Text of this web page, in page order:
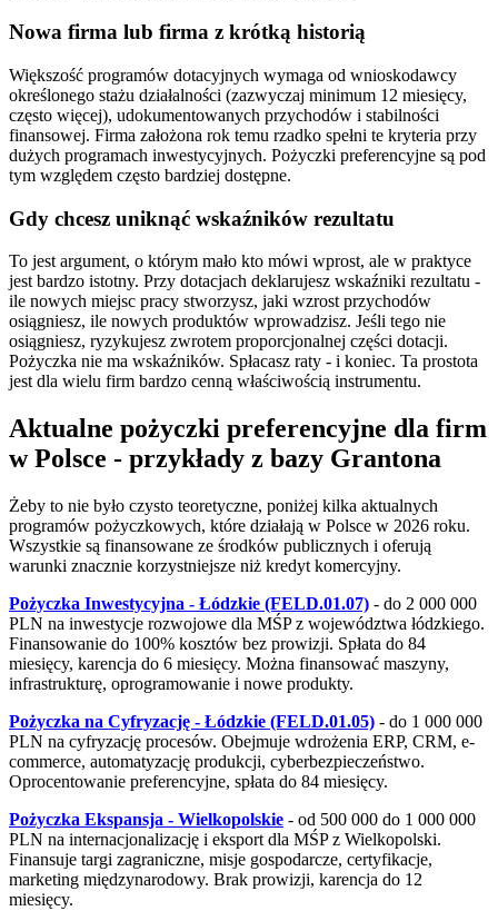
Nowa firma lub firma z krótką historią
Większość programów dotacyjnych wymaga od wnioskodawcy
określonego stażu działalności (zazwyczaj minimum 12 miesięcy,
często więcej), udokumentowanych przychodów i stabilności
finansowej. Firma założona rok temu rzadko spełni te kryteria przy
dużych programach inwestycyjnych. Pożyczki preferencyjne są pod
tym względem często bardziej dostępne.
Gdy chcesz uniknąć wskaźników rezultatu
To jest argument, o którym mało kto mówi wprost, ale w praktyce
jest bardzo istotny. Przy dotacjach deklarujesz wskaźniki rezultatu -
ile nowych miejsc pracy stworzysz, jaki wzrost przychodów
osiągniesz, ile nowych produktów wprowadzisz. Jeśli tego nie
osiągniesz, ryzykujesz zwrotem proporcjonalnej części dotacji.
Pożyczka nie ma wskaźników. Spłacasz raty - i koniec. Ta prostota
jest dla wielu firm bardzo cenną właściwością instrumentu.
Aktualne pożyczki preferencyjne dla firm
w Polsce - przykłady z bazy Grantona
Żeby to nie było czysto teoretyczne, poniżej kilka aktualnych
programów pożyczkowych, które działają w Polsce w 2026 roku.
Wszystkie są finansowane ze środków publicznych i oferują
warunki znacznie korzystniejsze niż kredyt komercyjny.
Pożyczka Inwestycyjna - Łódzkie (FELD.01.07) - do 2 000 000
PLN na inwestycje rozwojowe dla MŚP z województwa łódzkiego.
Finansowanie do 100% kosztów bez prowizji. Spłata do 84
miesięcy, karencja do 6 miesięcy. Można finansować maszyny,
infrastrukturę, oprogramowanie i nowe produkty.
Pożyczka na Cyfryzację - Łódzkie (FELD.01.05) - do 1 000 000
PLN na cyfryzację procesów. Obejmuje wdrożenia ERP, CRM, e-
commerce, automatyzację produkcji, cyberbezpieczeństwo.
Oprocentowanie preferencyjne, spłata do 84 miesięcy.
Pożyczka Ekspansja - Wielkopolskie - od 500 000 do 1 000 000
PLN na internacjonalizację i eksport dla MŚP z Wielkopolski.
Finansuje targi zagraniczne, misje gospodarcze, certyfikacje,
marketing międzynarodowy. Brak prowizji, karencja do 12
miesięcy.